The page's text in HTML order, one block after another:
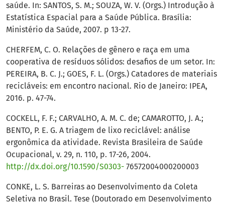
saúde. In: SANTOS, S. M.; SOUZA, W. V. (Orgs.) Introdução à
Estatística Espacial para a Saúde Pública. Brasília:
Ministério da Saúde, 2007. p 13-27.
CHERFEM, C. O. Relações de gênero e raça em uma
cooperativa de resíduos sólidos: desafios de um setor. In:
PEREIRA, B. C. J.; GOES, F. L. (Orgs.) Catadores de materiais
recicláveis: em encontro nacional. Rio de Janeiro: IPEA,
2016. p. 47-74.
COCKELL, F. F.; CARVALHO, A. M. C. de; CAMAROTTO, J. A.;
BENTO, P. E. G. A triagem de lixo reciclável: análise
ergonômica da atividade. Revista Brasileira de Saúde
Ocupacional, v. 29, n. 110, p. 17-26, 2004.
http://dx.doi.org/10.1590/S0303- 76572004000200003
CONKE, L. S. Barreiras ao Desenvolvimento da Coleta
Seletiva no Brasil. Tese (Doutorado em Desenvolvimento